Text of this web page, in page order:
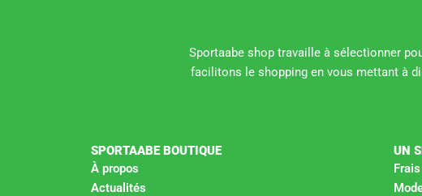
Sportaabe shop travaille à sélectionner
facilitons le shopping en vous mettant à
SPORTAABE BOUTIQUE
À propos
Actualités
UN